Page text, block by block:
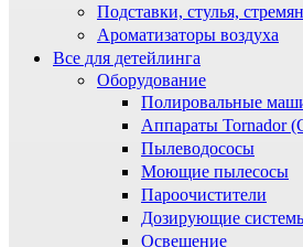
Подставки, стулья,
Ароматизаторы воздуха
Все для детейлинга
Оборудование
Полировальные
Аппараты Tornador
Пылеводососы
Моющие пылесосы
Пароочистители
Дозирующие
Освещение